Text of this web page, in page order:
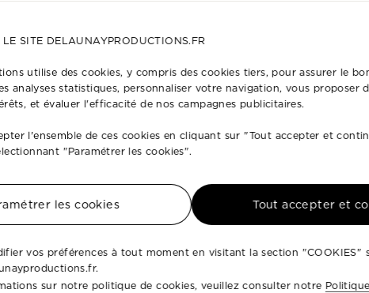
SITE DELAUNAYPRODUCTIONS.FR
utilise des cookies, y compris des cookies tiers, pour assurer le
analyses statistiques, personnaliser votre navigation, vous proposer
et évaluer l'efficacité de nos campagnes publicitaires.
l'ensemble de ces cookies en cliquant sur "Tout accepter et
"Paramétrer les cookies".
les cookies Tout accepter et
vos préférences à tout moment en visitant la section "COOKIES"
sur notre politique de cookies, veuillez consulter notre